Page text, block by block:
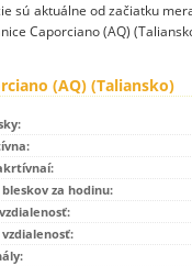
sú aktuálne od začiatku
Caporciano (AQ)
(AQ) (Taliansko)
za hodinu: